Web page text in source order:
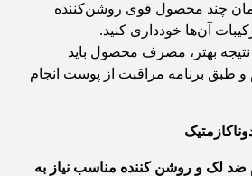
چند محصول قوی روشن‌کننده
آن‌ها خودداری کنید.
بهتر، مصرف محصول باید
طبق برنامه مراقبت از پوست انجام
ضد لک و روشن کننده مناسب نیاز به